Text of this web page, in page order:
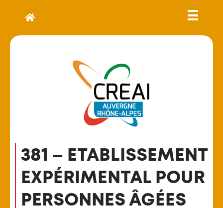
381 – ETABLISSEMENT
EXPÉRIMENTAL POUR
PERSONNES ÂGÉES